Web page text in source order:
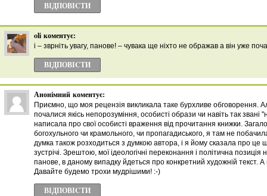
ВІДПОВІCТИ
oli коментує:
і – зврніть увагу, панове! – чувака ще ніхто не ображав а він уже
ВІДПОВІCТИ
Анонімний коментує:
Приємно, що моя рецензія викликала таке бурхливе обговорення.
почалися якісь непорозуміння, особисті образи чи навіть так звані
написала про свої особисті враження від прочитання книжки.
богохульного чи крамольного, чи пропагадиського, я там не
думка також розходиться з думкою автора, і я йому сказала про це
зустрічі. Зрештою, мої ідеологічні переконання і політична позиція
панове, в даному випадку йдеться про конкретний художній текст. А
Давайте будемо трохи мудрішими! :-)
ВІДПОВІCТИ